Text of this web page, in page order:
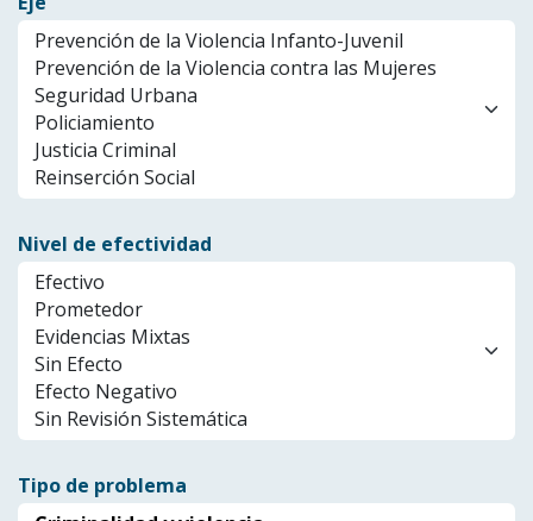
Nivel de efectividad
Tipo de problema